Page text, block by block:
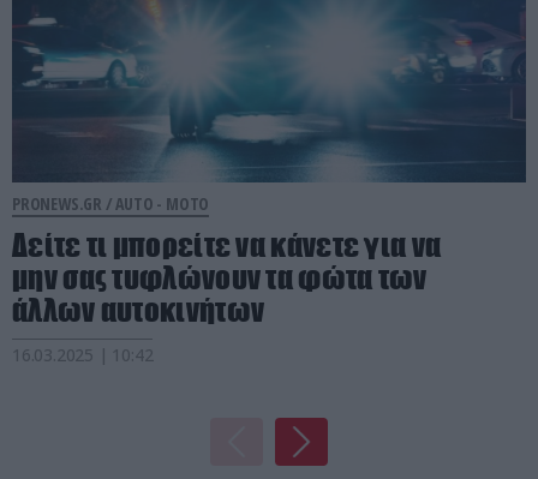
PRONEWS.GR /AUTO - MOTO
Δείτε τι μπορείτε να κάνετε για να
μην σας τυφλώνουν τα φώτα των
άλλων αυτοκινήτων
16.03.2025 | 10:42